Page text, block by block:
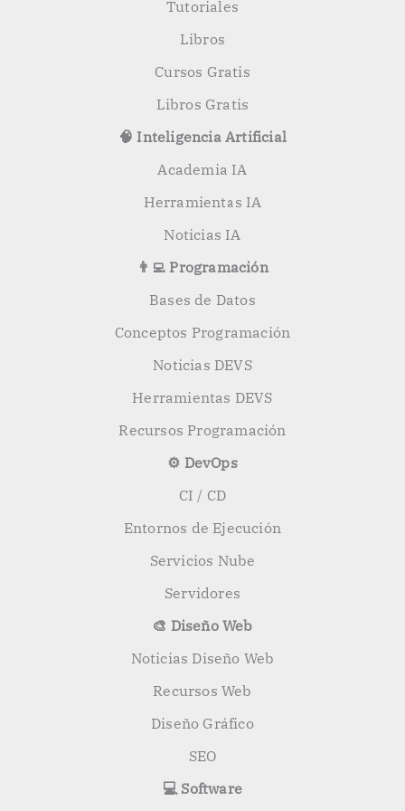
Tutoriales
Libros
Cursos Gratis
Libros Gratis
🧠 Inteligencia Artificial
Academia IA
Herramientas IA
Noticias IA
👨‍💻 Programación
Bases de Datos
Conceptos Programación
Noticias DEVS
Herramientas DEVS
Recursos Programación
⚙️ DevOps
CI / CD
Entornos de Ejecución
Servicios Nube
Servidores
🎨 Diseño Web
Noticias Diseño Web
Recursos Web
Diseño Gráfico
SEO
💻 Software